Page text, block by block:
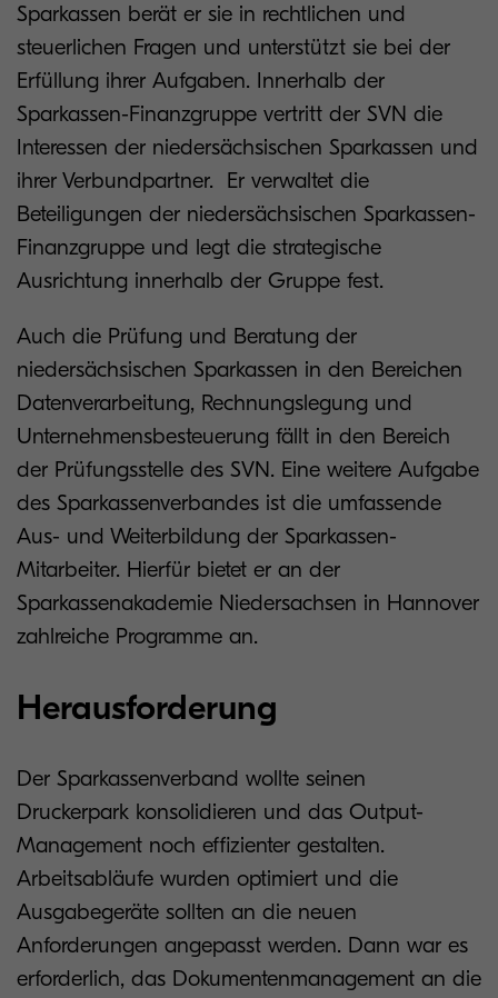
Sparkassen berät er sie in rechtlichen und
steuerlichen Fragen und unterstützt sie bei der
Erfüllung ihrer Aufgaben. Innerhalb der
Sparkassen-Finanzgruppe vertritt der SVN die
Interessen der niedersächsischen Sparkassen und
ihrer Verbundpartner. Er verwaltet die
Beteiligungen der niedersächsischen Sparkassen-
Finanzgruppe und legt die strategische
Ausrichtung innerhalb der Gruppe fest.
Auch die Prüfung und Beratung der
niedersächsischen Sparkassen in den Bereichen
Datenverarbeitung, Rechnungslegung und
Unternehmensbesteuerung fällt in den Bereich
der Prüfungsstelle des SVN. Eine weitere Aufgabe
des Sparkassenverbandes ist die umfassende
Aus- und Weiterbildung der Sparkassen-
Mitarbeiter. Hierfür bietet er an der
Sparkassenakademie Niedersachsen in Hannover
zahlreiche Programme an.
Herausforderung
Der Sparkassenverband wollte seinen
Druckerpark konsolidieren und das Output-
Management noch effizienter gestalten.
Arbeitsabläufe wurden optimiert und die
Ausgabegeräte sollten an die neuen
Anforderungen angepasst werden. Dann war es
erforderlich, das Dokumentenmanagement an die